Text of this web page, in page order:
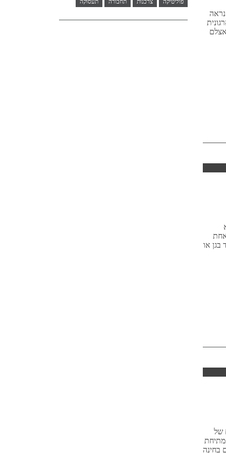
בגן או
של
מתיחת
בחינה
פוליטיקה
צרכנות תחבורה תעסוקה